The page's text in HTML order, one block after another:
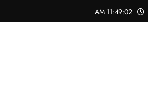
11:49:03 AM